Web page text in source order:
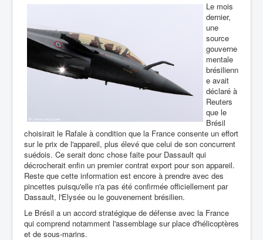
Le mois
dernier,
une
source
gouverne
mentale
brésilienn
e avait
déclaré à
Reuters
que le
Brésil
choisirait le Rafale à condition que la France consente un effort
sur le prix de l'appareil, plus élevé que celui de son concurrent
suédois. Ce serait donc chose faite pour Dassault qui
décrocherait enfin un premier contrat export pour son appareil.
Reste que cette information est encore à prendre avec des
pincettes puisqu'elle n'a pas été confirmée officiellement par
Dassault, l'Elysée ou le gouvenement brésilien.
Le Brésil a un accord stratégique de défense avec la France
qui comprend notamment l'assemblage sur place d'hélicoptères
et de sous-marins.